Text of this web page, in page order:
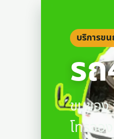
บริการข
ร
ขนของ
โทรจอ